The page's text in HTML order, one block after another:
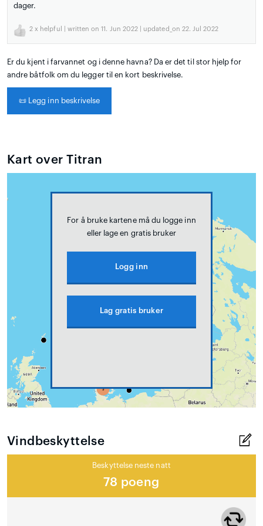
dager.
2 x helpful | written on 11. Jun 2022 | updated_on 22. Jul 2022
Er du kjent i farvannet og i denne havna? Da er det til stor hjelp for
andre båtfolk om du legger til en kort beskrivelse.
📜 Legg inn beskrivelse
Kart over Titran
For å bruke kartene må du logge inn
eller lage en gratis bruker
Logg inn
Lag gratis bruker
Vindbeskyttelse
Beskyttelse neste natt
78 poeng